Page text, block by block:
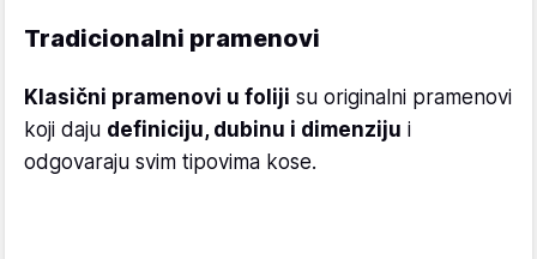
Tradicionalni pramenovi
Klasični pramenovi u foliji su originalni pramenovi
koji daju definiciju, dubinu i dimenziju i
odgovaraju svim tipovima kose.